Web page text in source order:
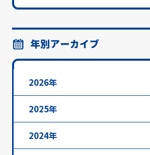
年別アーカイブ
2026年
2025年
2024年